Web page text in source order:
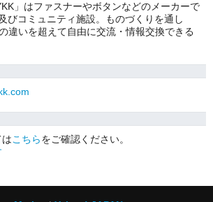
」はファスナーやボタンなどのメーカーで
びコミュニティ施設。ものづくりを通し
違いを超えて自由に交流・情報交換できる
こちらをご確認ください。